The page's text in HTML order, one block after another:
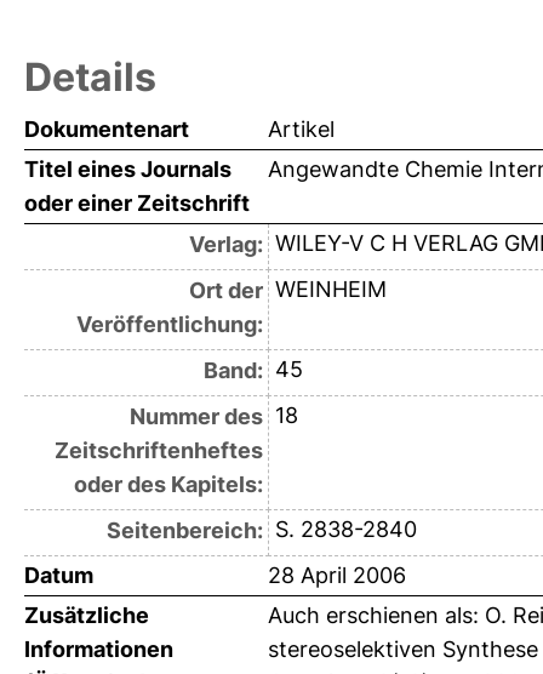
Details
Dokumentenart
Artikel
Titel eines Journals
oder einer Zeitschrift
Angewandte Chemie
Verlag: WILEY-V C H VERLAG
Ort der
Veröffentlichung:
WEINHEIM
Band: 45
Nummer des
Zeitschriftenheftes
oder des Kapitels:
18
Seitenbereich: S. 2838-2840
Datum
28 April 2006
Zusätzliche
Informationen
Auch erschienen als: O.
stereoselektiven